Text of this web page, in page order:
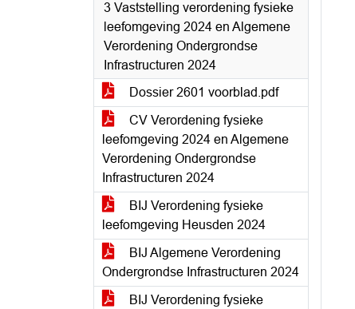
3 Vaststelling verordening fysieke
leefomgeving 2024 en Algemene
Verordening Ondergrondse
Infrastructuren 2024
Dossier 2601 voorblad.pdf
CV Verordening fysieke
leefomgeving 2024 en Algemene
Verordening Ondergrondse
Infrastructuren 2024
BIJ Verordening fysieke
leefomgeving Heusden 2024
BIJ Algemene Verordening
Ondergrondse Infrastructuren 2024
BIJ Verordening fysieke